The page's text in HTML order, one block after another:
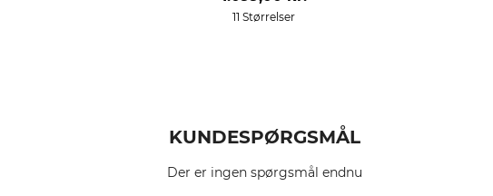
11 Størrelser
KUNDESPØRGSMÅL
Der er ingen spørgsmål endnu